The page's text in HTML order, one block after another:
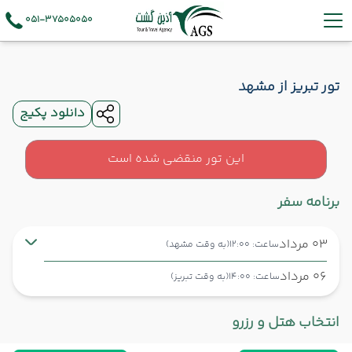
051-37505050
تور تبریز از مشهد
دانلود پکیج
این تور منقضی شده است
برنامه سفر
03 مرداد ساعت: 12:00 (به وقت مشهد)
06 مرداد ساعت: 14:00 (به وقت تبریز)
شروع سفر مشهد ,
انتخاب هتل و رزرو